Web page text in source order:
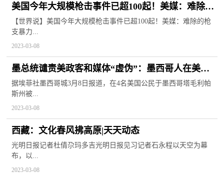
美国今年大规模枪击事件已超100起！美媒：难除的
枪支暴力成为生活的一部分，让美国人麻木了！_环
球微头条
【世界说】美国今年大规模枪击事件已超100起！美媒：难除的枪
支暴力...
2023-03-08
墨总统谴责美政客和媒体“虚伪”：墨西哥人在美被
谋杀时，他们像木乃伊一样沉默|精彩看点
据埃菲社墨西哥城3月8日报道，在4名美国公民于墨西哥塔毛利帕
斯州被...
2023-03-08
西藏：文化春风拂高原|天天动态
光明日报记者杜倩尕玛多吉光明日报见习记者石永程以天空为幕
布，以...
2023-03-08